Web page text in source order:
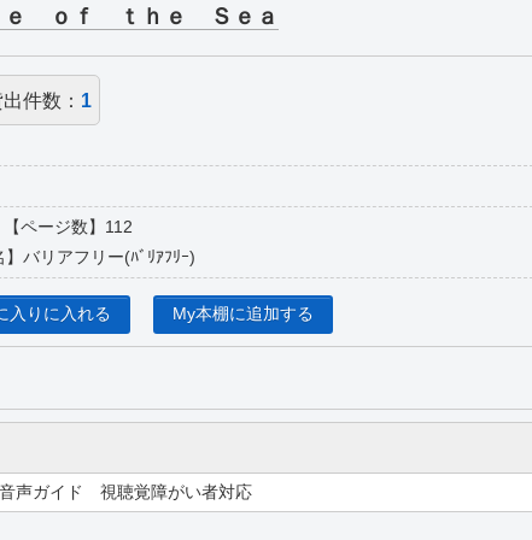
ｅ ｏｆ ｔｈｅ Ｓｅａ
件数： 1
【ページ数】112
】バリアフリー(ﾊﾞﾘｱﾌﾘｰ)
入りに入れる My本棚に追加する
声ガイド 視聴覚障がい者対応